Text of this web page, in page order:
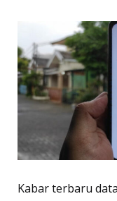
Kabar terbaru